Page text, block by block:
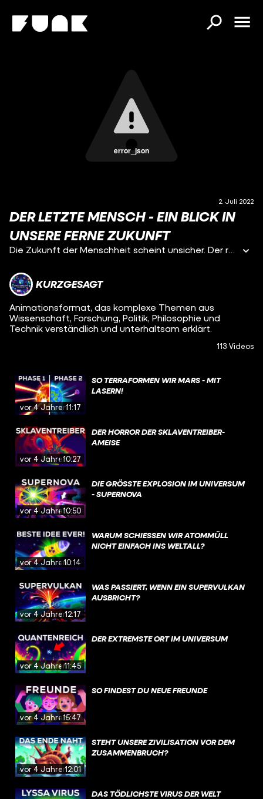
error_json
2. Juli 2022
DER LETZTE MENSCH - EIN BLICK IN
UNSERE FERNE ZUKUNFT
Die Zukunft der Menschheit scheint unsicher. Der rasche Klimawandel, politische Spaltung, unsere Gier und unsere Schwächen machen es schwer, unsere Spezies in einem positiven Licht zu sehen. Viele Menschen glauben, dass unser Ende nah ist. Aber die Menschen dachten schon immer, dass sie in der Endzeit lebten. Jede Generation nimmt sich so wichtig, dass sie meint, genau sie werde die Apokalypse erleben - und dann geht das Leben trotzdem weiter. Diese Denkweise ist ein Problem, denn sie führt dazu, dass wir sehr kurzfristig denken und hindert uns daran, die bestmögliche Welt für uns und unsere Nachkommen zu schaffen. Das ist umso schlimmer, weil wir vielleicht tatsächlich an einem kritischen Punkt der Menschheitsgeschichte leben. Um zu verstehen, warum das so ist schauen wir uns mal das Zeitfenster der Menschheit an und stellen uns die Frage: Wann wird der letzte Mensch geboren werden, und wieviele Menschen wird es insgesamt überhaupt je geben?
KURZGESAGT
Animationsformat, das komplexe Themen aus
Wissenschaft, Forschung, Politik, Philosophie und
Technik verständlich und unterhaltsam erklärt.
113 Videos
vor 4 Jahren11:17
SO TERRAFORMEN WIR MARS - MIT
LASERN!
vor 4 Jahren10:27
DER HORROR DER SKLAVENTREIBER-
AMEISE
vor 4 Jahren10:50
DIE GRÖSSTE EXPLOSION IM UNIVERSUM -
SUPERNOVA
vor 4 Jahren10:14
WARUM SCHIESSEN WIR ATOMMÜLL
NICHT EINFACH INS WELTALL?
vor 4 Jahren12:17
WAS PASSIERT, WENN EIN SUPERVULKAN
AUSBRICHT?
vor 4 Jahren11:45
DER EXTREMSTE ORT IM UNIVERSUM
vor 4 Jahren15:47
SO FINDEST DU NEUE FREUNDE
vor 4 Jahren12:01
STEHT UNSERE ZIVILISATION VOR DEM
ZUSAMMENBRUCH?
DAS TÖDLICHSTE VIRUS DER WELT